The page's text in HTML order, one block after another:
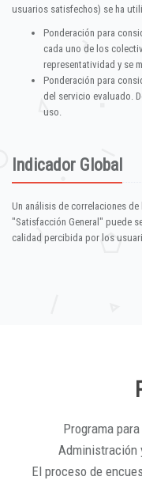
usuarios satisfechos) se ha
Ponderación para
cada uno de los
representatividad y se
Ponderación para
del servicio evaluado.
uso.
Indicador Global
Un análisis de correlaciones
"Satisfacción General" puede
calidad percibida por los
Programa
Administración
El proceso de